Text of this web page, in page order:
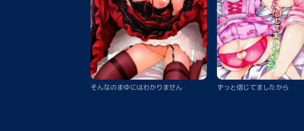
そんなのまゆにはわかりません ずっと信じてましたから